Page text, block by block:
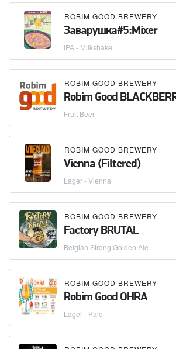
ROBIM GOOD BREWERY
Заварушка#5:Mixer
IPA - Milkshake
ROBIM GOOD BREWERY
Robim Good
Fruit Beer
ROBIM GOOD BREWERY
Vienna (Filtered)
Lager - Vienna
ROBIM GOOD BREWERY
Factory BRUTAL
Belgian Strong Golden Ale
ROBIM GOOD BREWERY
Robim Good OHRA
Lager - Pale